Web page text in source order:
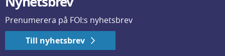
Prenumerera på FOI:s nyhetsbrev
Till nyhetsbrev